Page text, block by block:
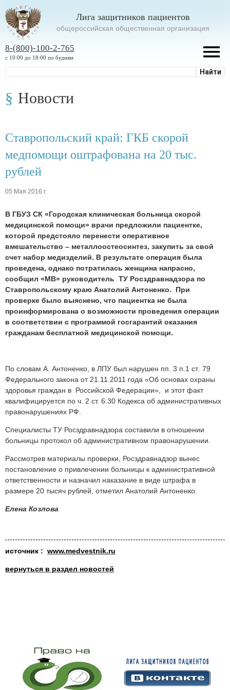
Лига защитников пациентов
oбщероссийская общественная организация
8-(800)-100-2-765
с 10:00 до 18:00 по будням
Новости
Ставропольский край: ГКБ скорой
медпомощи оштрафована на 20 тыс.
рублей
05 Мая 2016 г.
В ГБУЗ СК «Городская клиническая больница скорой
медицинской помощи» врачи предложили пациентке,
которой предстояло перенести оперативное
вмешательство – металлоостеосинтез, закупить за свой
счет набор медизделий. В результате операция была
проведена, однако потратилась женщина напрасно,
сообщил «МВ» руководитель ТУ Росздравнадзора по
Ставропольскому краю Анатолий Антоненко. При
проверке было выяснено, что пациентка не была
проинформирована о возможности проведения операции
в соответствии с программой госгарантий оказания
гражданам бесплатной медицинской помощи.
По словам А. Антоненко, в ЛПУ был нарушен пп. 3 п.1 ст. 79
Федерального закона от 21.11.2011 года «Об основах охраны
здоровья граждан в Российской Федерации», и этот факт
квалифицируется по ч. 2 ст. 6.30 Кодекса об административных
правонарушениях РФ.
Специалисты ТУ Росздравнадзора составили в отношении
больницы протокол об административном правонарушении.
Рассмотрев материалы проверки, Росздравнадзор вынес
постановление о привлечении больницы к административной
ответственности и назначил наказание в виде штрафа в
размере 20 тысяч рублей, отметил Анатолий Антоненко.
Елена Козлова
источник : www.medvestnik.ru
вернуться в раздел новостей